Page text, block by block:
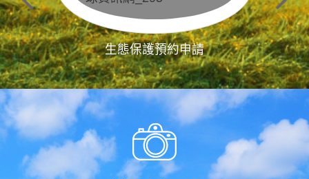
生態保護預約申請